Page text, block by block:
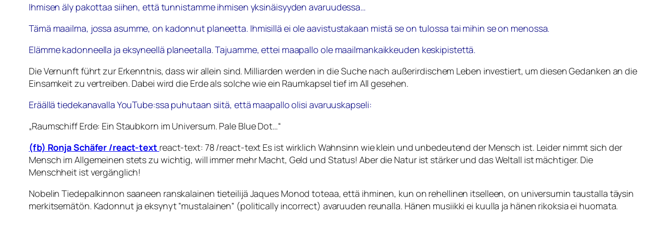
Ihmisen äly pakottaa siihen, että tunnistamme ihmisen yksinäisyyden avaruudessa…
Tämä maailma, jossa asumme, on kadonnut planeetta. Ihmisillä ei ole aavistustakaan mistä se on tulossa tai mihin se on menossa.
Elämme kadonneella ja eksyneellä planeetalla. Tajuamme, ettei maapallo ole maailmankaikkeuden keskipistettä.
Die Vernunft führt zur Erkenntnis, dass wir allein sind. Milliarden werden in die Suche nach außerirdischem Leben investiert, um diesen Gedanken an die
Einsamkeit zu vertreiben. Dabei wird die Erde als solche wie ein Raumkapsel tief im All gesehen.
Eräällä tiedekanavalla YouTube:ssa puhutaan siitä, että maapallo olisi avaruuskapseli:
„Raumschiff Erde: Ein Staubkorn im Universum. Pale Blue Dot…“
(fb) Ronja Schäfer /react-text ‪react-text: 78 /react-text Es ist wirklich Wahnsinn wie klein und unbedeutend der Mensch ist. Leider nimmt sich der
Mensch im Allgemeinen stets zu wichtig, will immer mehr Macht, Geld und Status! Aber die Natur ist stärker und das Weltall ist mächtiger. Die
Menschheit ist vergänglich!
Nobelin Tiedepalkinnon saaneen ranskalainen tieteilijä Jaques Monod toteaa, että ihminen, kun on rehellinen itselleen, on universumin taustalla täysin
merkitsemätön. Kadonnut ja eksynyt ”mustalainen” (politically incorrect) avaruuden reunalla. Hänen musiikki ei kuulla ja hänen rikoksia ei huomata.